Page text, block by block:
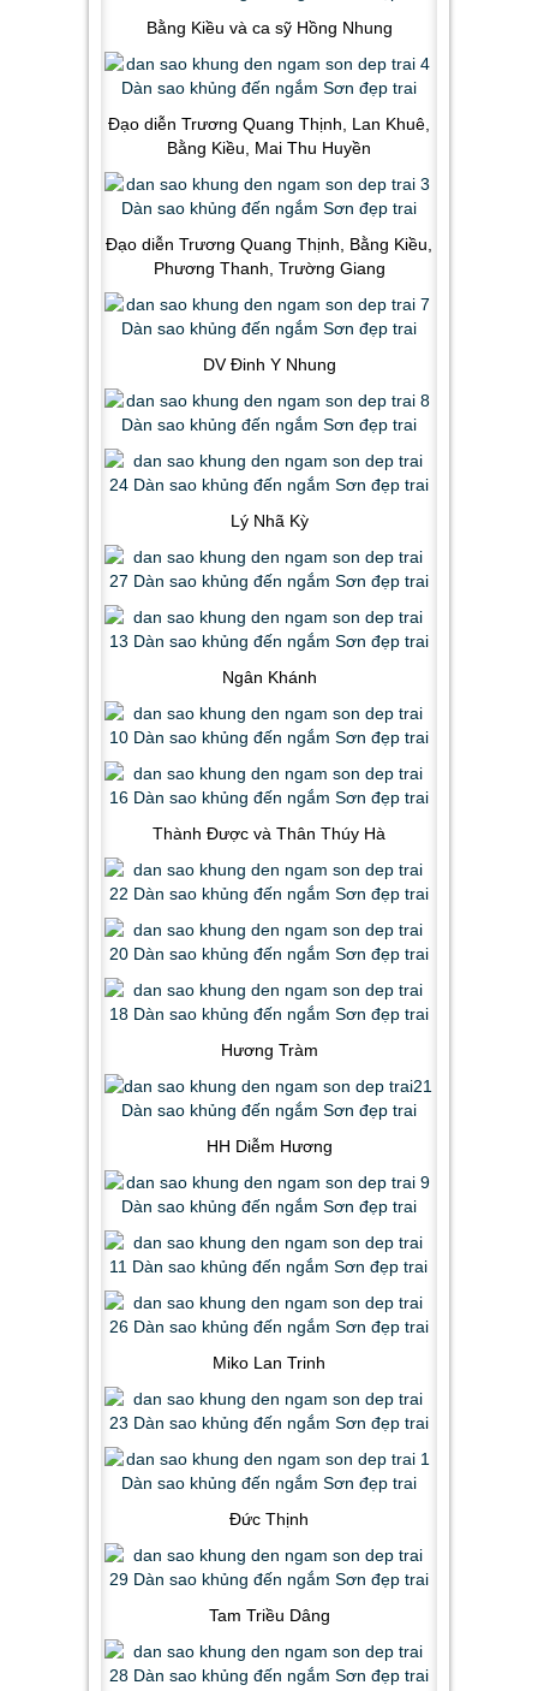
Bằng Kiều và ca sỹ Hồng Nhung
Đạo diễn Trương Quang Thịnh, Lan Khuê,
Bằng Kiều, Mai Thu Huyền
Đạo diễn Trương Quang Thịnh, Bằng Kiều,
Phương Thanh, Trường Giang
DV Đinh Y Nhung
Lý Nhã Kỳ
Ngân Khánh
Thành Được và Thân Thúy Hà
Hương Tràm
HH Diễm Hương
Miko Lan Trinh
Đức Thịnh
Tam Triều Dâng